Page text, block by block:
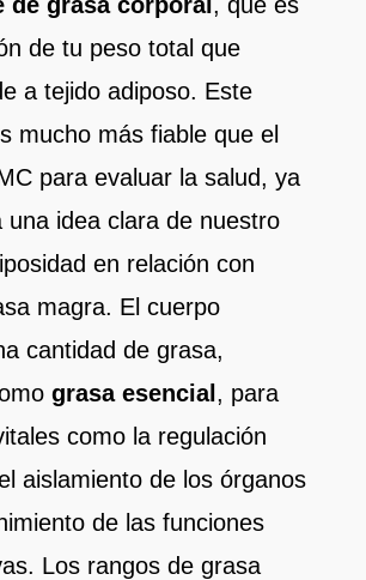
de tu peso total que
a tejido adiposo. Este
mucho más fiable que el
para evaluar la salud, ya
una idea clara de nuestro
en relación con
magra. El cuerpo
cantidad de grasa,
grasa esencial , para
como la regulación
aislamiento de los órganos
de las funciones
Los rangos de grasa